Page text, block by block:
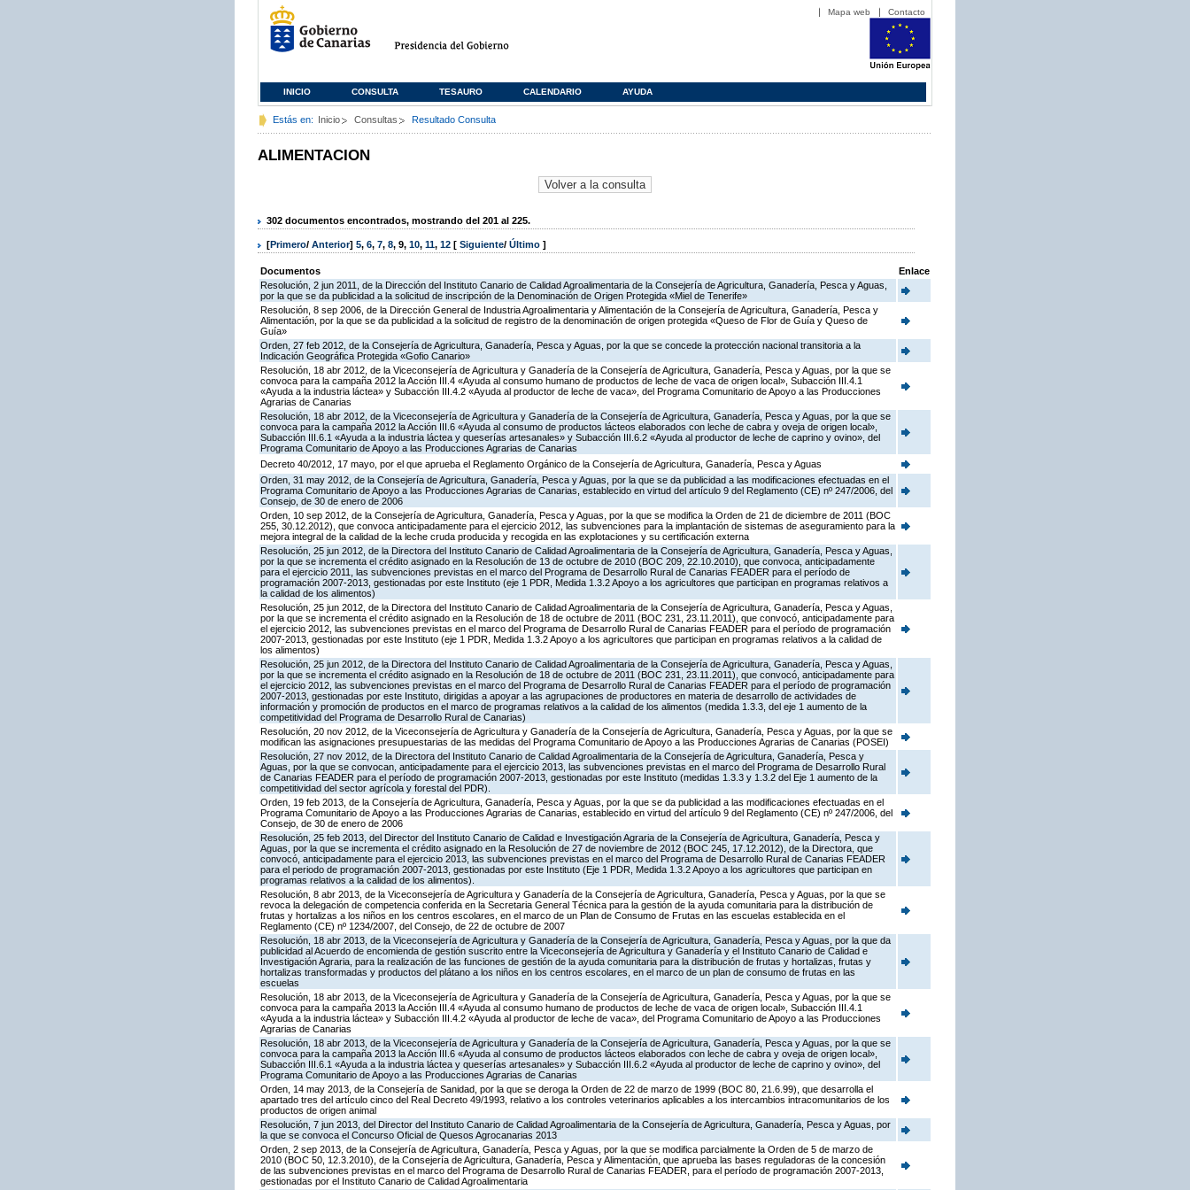
Mapa web Contacto
INICIO CONSULTA TESAURO CALENDARIO AYUDA
Estás en: Inicio Consultas Resultado Consulta
ALIMENTACION
302 documentos encontrados, mostrando del 201 al 225.
[Primero/ Anterior] 5, 6, 7, 8, 9, 10, 11, 12 [ Siguiente/ Último ]
Documentos
Enlace
Resolución, 2 jun 2011, de la Dirección del Instituto Canario de Calidad Agroalimentaria de la Consejería de Agricultura, Ganadería, Pesca y Aguas,
por la que se da publicidad a la solicitud de inscripción de la Denominación de Origen Protegida «Miel de Tenerife»
Resolución, 8 sep 2006, de la Dirección General de Industria Agroalimentaria y Alimentación de la Consejería de Agricultura, Ganadería, Pesca y
Alimentación, por la que se da publicidad a la solicitud de registro de la denominación de origen protegida «Queso de Flor de Guía y Queso de
Guía»
Orden, 27 feb 2012, de la Consejería de Agricultura, Ganadería, Pesca y Aguas, por la que se concede la protección nacional transitoria a la
Indicación Geográfica Protegida «Gofio Canario»
Resolución, 18 abr 2012, de la Viceconsejería de Agricultura y Ganadería de la Consejería de Agricultura, Ganadería, Pesca y Aguas, por la que se
convoca para la campaña 2012 la Acción III.4 «Ayuda al consumo humano de productos de leche de vaca de origen local», Subacción III.4.1
«Ayuda a la industria láctea» y Subacción III.4.2 «Ayuda al productor de leche de vaca», del Programa Comunitario de Apoyo a las Producciones
Agrarias de Canarias
Resolución, 18 abr 2012, de la Viceconsejería de Agricultura y Ganadería de la Consejería de Agricultura, Ganadería, Pesca y Aguas, por la que se
convoca para la campaña 2012 la Acción III.6 «Ayuda al consumo de productos lácteos elaborados con leche de cabra y oveja de origen local»,
Subacción III.6.1 «Ayuda a la industria láctea y queserías artesanales» y Subacción III.6.2 «Ayuda al productor de leche de caprino y ovino», del
Programa Comunitario de Apoyo a las Producciones Agrarias de Canarias
Decreto 40/2012, 17 mayo, por el que aprueba el Reglamento Orgánico de la Consejería de Agricultura, Ganadería, Pesca y Aguas
Orden, 31 may 2012, de la Consejería de Agricultura, Ganadería, Pesca y Aguas, por la que se da publicidad a las modificaciones efectuadas en el
Programa Comunitario de Apoyo a las Producciones Agrarias de Canarias, establecido en virtud del artículo 9 del Reglamento (CE) nº 247/2006, del
Consejo, de 30 de enero de 2006
Orden, 10 sep 2012, de la Consejería de Agricultura, Ganadería, Pesca y Aguas, por la que se modifica la Orden de 21 de diciembre de 2011 (BOC
255, 30.12.2012), que convoca anticipadamente para el ejercicio 2012, las subvenciones para la implantación de sistemas de aseguramiento para la
mejora integral de la calidad de la leche cruda producida y recogida en las explotaciones y su certificación externa
Resolución, 25 jun 2012, de la Directora del Instituto Canario de Calidad Agroalimentaria de la Consejería de Agricultura, Ganadería, Pesca y Aguas,
por la que se incrementa el crédito asignado en la Resolución de 13 de octubre de 2010 (BOC 209, 22.10.2010), que convoca, anticipadamente
para el ejercicio 2011, las subvenciones previstas en el marco del Programa de Desarrollo Rural de Canarias FEADER para el período de
programación 2007-2013, gestionadas por este Instituto (eje 1 PDR, Medida 1.3.2 Apoyo a los agricultores que participan en programas relativos a
la calidad de los alimentos)
Resolución, 25 jun 2012, de la Directora del Instituto Canario de Calidad Agroalimentaria de la Consejería de Agricultura, Ganadería, Pesca y Aguas,
por la que se incrementa el crédito asignado en la Resolución de 18 de octubre de 2011 (BOC 231, 23.11.2011), que convocó, anticipadamente para
el ejercicio 2012, las subvenciones previstas en el marco del Programa de Desarrollo Rural de Canarias FEADER para el período de programación
2007-2013, gestionadas por este Instituto (eje 1 PDR, Medida 1.3.2 Apoyo a los agricultores que participan en programas relativos a la calidad de
los alimentos)
Resolución, 25 jun 2012, de la Directora del Instituto Canario de Calidad Agroalimentaria de la Consejería de Agricultura, Ganadería, Pesca y Aguas,
por la que se incrementa el crédito asignado en la Resolución de 18 de octubre de 2011 (BOC 231, 23.11.2011), que convocó, anticipadamente para
el ejercicio 2012, las subvenciones previstas en el marco del Programa de Desarrollo Rural de Canarias FEADER para el período de programación
2007-2013, gestionadas por este Instituto, dirigidas a apoyar a las agrupaciones de productores en materia de desarrollo de actividades de
información y promoción de productos en el marco de programas relativos a la calidad de los alimentos (medida 1.3.3, del eje 1 aumento de la
competitividad del Programa de Desarrollo Rural de Canarias)
Resolución, 20 nov 2012, de la Viceconsejería de Agricultura y Ganadería de la Consejería de Agricultura, Ganadería, Pesca y Aguas, por la que se
modifican las asignaciones presupuestarias de las medidas del Programa Comunitario de Apoyo a las Producciones Agrarias de Canarias (POSEI)
Resolución, 27 nov 2012, de la Directora del Instituto Canario de Calidad Agroalimentaria de la Consejería de Agricultura, Ganadería, Pesca y
Aguas, por la que se convocan, anticipadamente para el ejercicio 2013, las subvenciones previstas en el marco del Programa de Desarrollo Rural
de Canarias FEADER para el período de programación 2007-2013, gestionadas por este Instituto (medidas 1.3.3 y 1.3.2 del Eje 1 aumento de la
competitividad del sector agrícola y forestal del PDR).
Orden, 19 feb 2013, de la Consejería de Agricultura, Ganadería, Pesca y Aguas, por la que se da publicidad a las modificaciones efectuadas en el
Programa Comunitario de Apoyo a las Producciones Agrarias de Canarias, establecido en virtud del artículo 9 del Reglamento (CE) nº 247/2006, del
Consejo, de 30 de enero de 2006
Resolución, 25 feb 2013, del Director del Instituto Canario de Calidad e Investigación Agraria de la Consejería de Agricultura, Ganadería, Pesca y
Aguas, por la que se incrementa el crédito asignado en la Resolución de 27 de noviembre de 2012 (BOC 245, 17.12.2012), de la Directora, que
convocó, anticipadamente para el ejercicio 2013, las subvenciones previstas en el marco del Programa de Desarrollo Rural de Canarias FEADER
para el periodo de programación 2007-2013, gestionadas por este Instituto (Eje 1 PDR, Medida 1.3.2 Apoyo a los agricultores que participan en
programas relativos a la calidad de los alimentos).
Resolución, 8 abr 2013, de la Viceconsejería de Agricultura y Ganadería de la Consejería de Agricultura, Ganadería, Pesca y Aguas, por la que se
revoca la delegación de competencia conferida en la Secretaria General Técnica para la gestión de la ayuda comunitaria para la distribución de
frutas y hortalizas a los niños en los centros escolares, en el marco de un Plan de Consumo de Frutas en las escuelas establecida en el
Reglamento (CE) nº 1234/2007, del Consejo, de 22 de octubre de 2007
Resolución, 18 abr 2013, de la Viceconsejería de Agricultura y Ganadería de la Consejería de Agricultura, Ganadería, Pesca y Aguas, por la que da
publicidad al Acuerdo de encomienda de gestión suscrito entre la Viceconsejería de Agricultura y Ganadería y el Instituto Canario de Calidad e
Investigación Agraria, para la realización de las funciones de gestión de la ayuda comunitaria para la distribución de frutas y hortalizas, frutas y
hortalizas transformadas y productos del plátano a los niños en los centros escolares, en el marco de un plan de consumo de frutas en las
escuelas
Resolución, 18 abr 2013, de la Viceconsejería de Agricultura y Ganadería de la Consejería de Agricultura, Ganadería, Pesca y Aguas, por la que se
convoca para la campaña 2013 la Acción III.4 «Ayuda al consumo humano de productos de leche de vaca de origen local», Subacción III.4.1
«Ayuda a la industria láctea» y Subacción III.4.2 «Ayuda al productor de leche de vaca», del Programa Comunitario de Apoyo a las Producciones
Agrarias de Canarias
Resolución, 18 abr 2013, de la Viceconsejería de Agricultura y Ganadería de la Consejería de Agricultura, Ganadería, Pesca y Aguas, por la que se
convoca para la campaña 2013 la Acción III.6 «Ayuda al consumo de productos lácteos elaborados con leche de cabra y oveja de origen local»,
Subacción III.6.1 «Ayuda a la industria láctea y queserías artesanales» y Subacción III.6.2 «Ayuda al productor de leche de caprino y ovino», del
Programa Comunitario de Apoyo a las Producciones Agrarias de Canarias
Orden, 14 may 2013, de la Consejería de Sanidad, por la que se deroga la Orden de 22 de marzo de 1999 (BOC 80, 21.6.99), que desarrolla el
apartado tres del artículo cinco del Real Decreto 49/1993, relativo a los controles veterinarios aplicables a los intercambios intracomunitarios de los
productos de origen animal
Resolución, 7 jun 2013, del Director del Instituto Canario de Calidad Agroalimentaria de la Consejería de Agricultura, Ganadería, Pesca y Aguas, por
la que se convoca el Concurso Oficial de Quesos Agrocanarias 2013
Orden, 2 sep 2013, de la Consejería de Agricultura, Ganadería, Pesca y Aguas, por la que se modifica parcialmente la Orden de 5 de marzo de
2010 (BOC 50, 12.3.2010), de la Consejería de Agricultura, Ganadería, Pesca y Alimentación, que aprueba las bases reguladoras de la concesión
de las subvenciones previstas en el marco del Programa de Desarrollo Rural de Canarias FEADER, para el período de programación 2007-2013,
gestionadas por el Instituto Canario de Calidad Agroalimentaria